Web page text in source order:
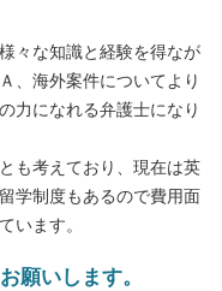
々な知識と経験を得なが
、海外案件についてより
力になれる弁護士になり
も考えており、現在は英
学制度もあるので費用面
います。
願いします。